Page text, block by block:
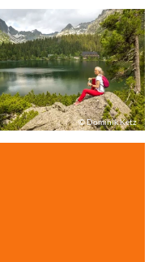
© Dominik Ketz